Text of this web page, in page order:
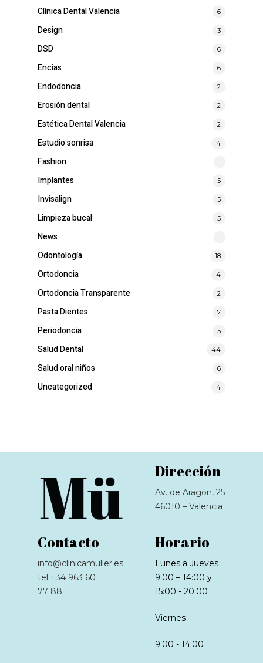
Clínica Dental Valencia 6
Design 3
DSD 6
Encias 6
Endodoncia 2
Erosión dental 2
Estética Dental Valencia 2
Estudio sonrisa 4
Fashion 1
Implantes 5
Invisalign 5
Limpieza bucal 5
News 1
Odontología 18
Ortodoncia 4
Ortodoncia Transparente 2
Pasta Dientes 7
Periodoncia 5
Salud Dental 44
Salud oral niños 6
Uncategorized 4
Dirección
Av. de Aragón, 25
46010 – Valencia
Contacto
info@clinicamuller.es
tel +34 963 60
77 88
Horario
Lunes a Jueves
9:00 – 14:00 y
15:00 - 20:00
Viernes
9:00 - 14:00